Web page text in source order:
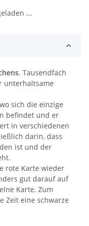
...
. Tausendfach
unterhaltsame
sich die einzige
befindet und er
in verschiedenen
darin, dass
ist und der
rote Karte wieder
gut darauf auf
Karte. Zum
Zeit eine schwarze